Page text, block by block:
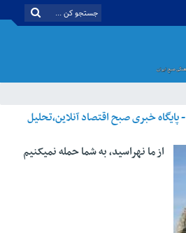
رزمایش ولایت ۹۷ Archives - پایگاه خبری صبح اقتصاد آنلاین،تحلیل
از ما نهراسید، به شما حمله نمیکنیم